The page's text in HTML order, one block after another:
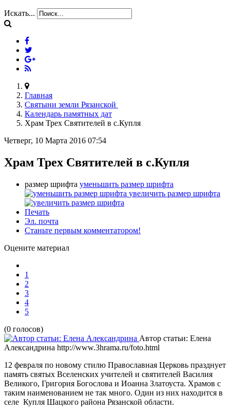
Искать...
Главная
Святыни земли Рязанской
Календарь памятных дат
Храм Трех Святителей в с.Купля
Четверг, 10 Марта 2016 07:54
Храм Трех Святителей в с.Купля
размер шрифта уменьшить размер шрифта
увеличить размер шрифта
Печать
Эл. почта
Станьте первым комментатором!
Оцените материал
1
2
3
4
5
(0 голосов)
Автор статьи: Елена
Александрина http://www.3hrama.ru/foto.html
12 февраля по новому стилю Православная Церковь празднует
память святых Вселенских учителей и святителей Василия
Великого, Григория Богослова и Иоанна Златоуста. Храмов с
таким наименованием не так много. Один из них находится в
селе Купля Шацкого района Рязанской области.